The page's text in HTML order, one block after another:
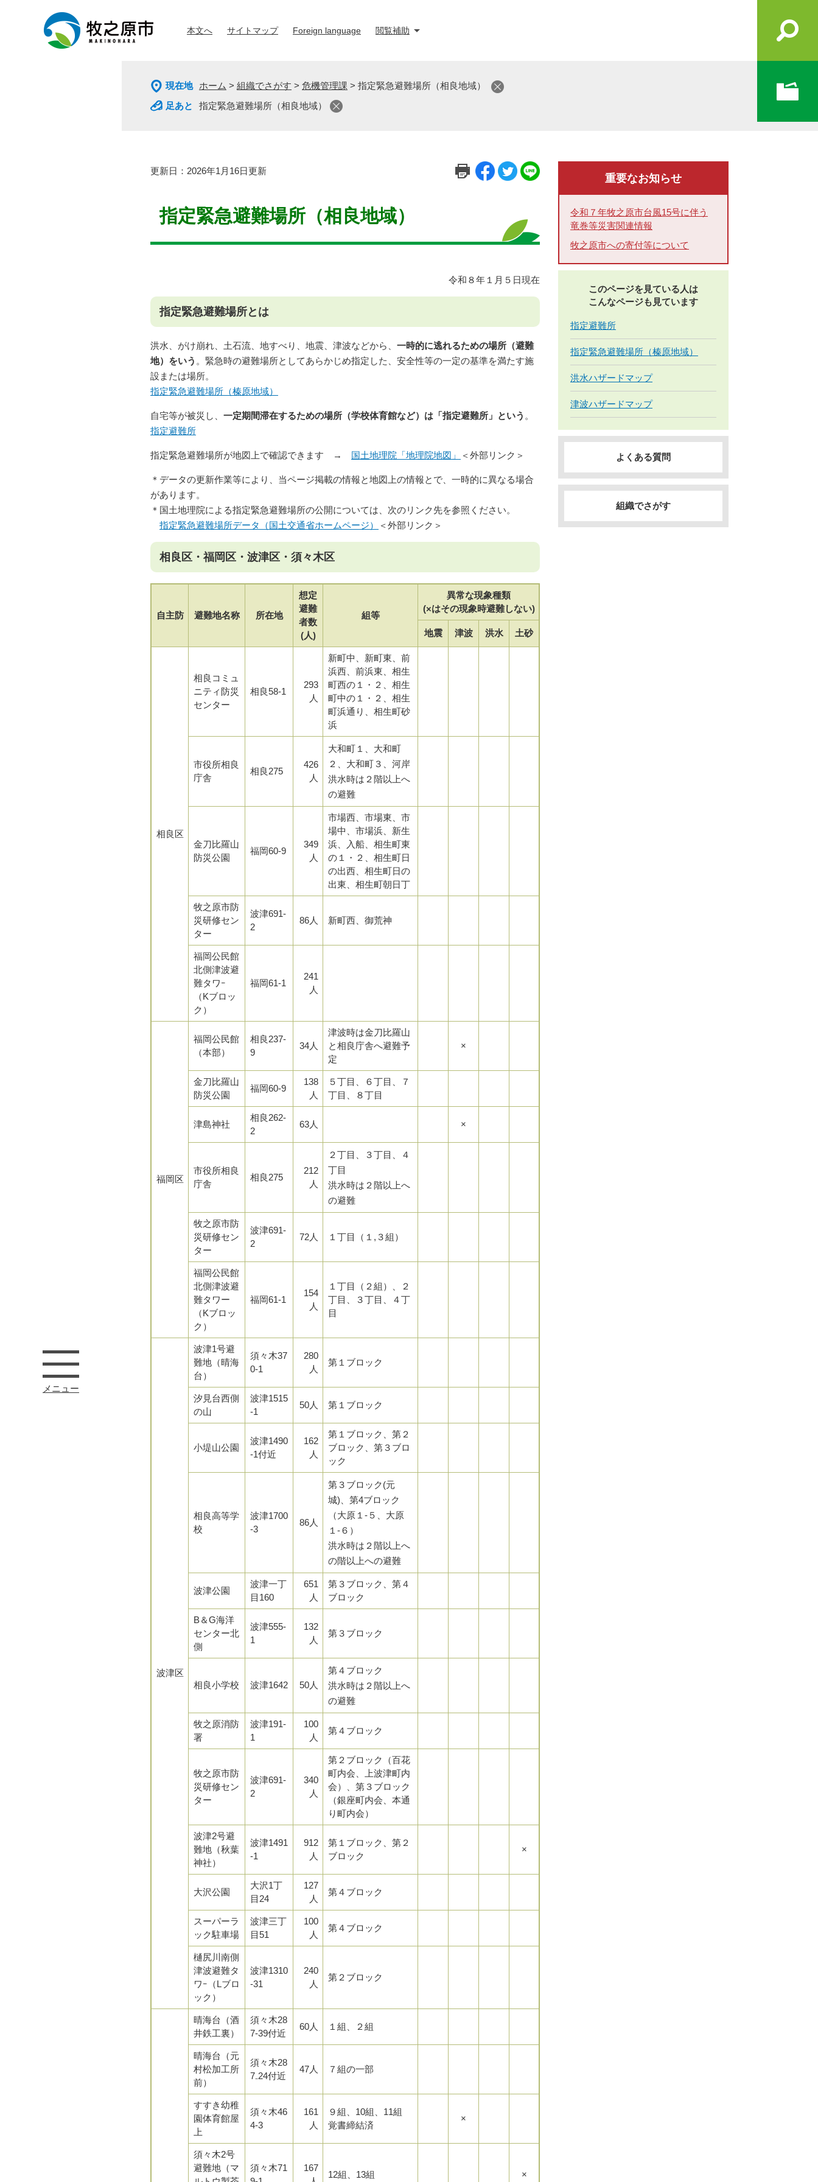
ー
ジ
の
ニ
ュ
ー
本文へ サイトマップ Foreign language 閲覧補助
メニュー
現在地 ホーム > 組織でさがす > 危機管理課 > 指定緊急避難場所（相良地域）
指定緊急避難場所（相良地域）
本
更新日：2026年1月16日更新
指定緊急避難場所（相良地域）
令和８年１月５日現在
指定緊急避難場所とは
洪水、がけ崩れ、土石流、地すべり、地震、津波などから、 一時的に逃れるための場所（避難
地）をいう 。緊急時の避難場所としてあらかじめ指定した、安全性等の一定の基準を満たす施
設または場所。
指定緊急避難場所（榛原地域）
自宅等が被災し、 一定期間滞在するための場所（学校体育館など）は「指定避難所」という 。
指定避難所
指定緊急避難場所が地図上で確認できます → 国土地理院「地理院地図」 ＜外部リンク＞
＊データの更新作業等により、当ページ掲載の情報と地図上の情報とで、一時的に異なる場合
があります。
＊国土地理院による指定緊急避難場所の公開については、次のリンク先を参照ください。
指定緊急避難場所データ（国土交通省ホームページ）
＜外部リンク＞
相良区・福岡区・波津区・須々木区
自主防 避難地名称 所在地
想定
避難
者数
(人)
組等
異常な現象種類
(×はその現象時避難しない)
地震 津波 洪水 土砂
相良区
相良コミュ
ニティ防災
センター
相良58-1
293
人
新町中、新町東、前
浜西、前浜東、相生
町西の１・２、相生
町中の１・２、相生
町浜通り、相生町砂
浜
市役所相良
庁舎
相良275
426
人
大和町１、大和町
２、大和町３、河岸
洪水時は２階以上へ
の避難
金刀比羅山
防災公園
福岡60-9
349
人
市場西、市場東、市
場中、市場浜、新生
浜、入船、相生町東
の１・２、相生町日
の出西、相生町日の
出東、相生町朝日丁
牧之原市防
災研修セン
ター
波津691-
2
86人 新町西、御荒神
福岡公民館
北側津波避
難タワｰ
（Kブロッ
ク）
福岡61-1
241
人
福岡区
福岡公民館
（本部）
相良237-
9
34人
津波時は金刀比羅山
と相良庁舎へ避難予
定
×
金刀比羅山
防災公園
福岡60-9
138
人
５丁目、６丁目、７
丁目、８丁目
津島神社
相良262-
2
63人 ×
市役所相良
庁舎
相良275
212
人
２丁目、３丁目、４
丁目
洪水時は２階以上へ
の避難
牧之原市防
災研修セン
ター
波津691-
2
72人 １丁目（１,３組）
福岡公民館
北側津波避
難タワー
（Kブロッ
ク）
福岡61-1
154
人
１丁目（２組）、２
丁目、３丁目、４丁
目
波津区
波津1号避
難地（晴海
台）
須々木37
0-1
280
人
第１ブロック
汐見台西側
の山
波津1515
-1
50人 第１ブロック
小堤山公園
波津1490
-1付近
162
人
第１ブロック、第２
ブロック、第３ブロ
ック
相良高等学
校
波津1700
-3
86人
第３ブロック(元
城)、第4ブロック
（大原１-５、大原
１-６）
洪水時は２階以上へ
の階以上への避難
波津公園
波津一丁
目160
651
人
第３ブロック、第４
ブロック
B＆G海洋
センター北
側
波津555-
1
132
人
第３ブロック
相良小学校 波津1642 50人
第４ブロック
洪水時は２階以上へ
の避難
牧之原消防
署
波津191-
1
100
人
第４ブロック
牧之原市防
災研修セン
ター
波津691-
2
340
人
第２ブロック（百花
町内会、上波津町内
会）、第３ブロック
（銀座町内会、本通
り町内会）
波津2号避
難地（秋葉
神社）
波津1491
-1
912
人
第１ブロック、第２
ブロック
×
大沢公園
大沢1丁
目24
127
人
第４ブロック
スーパーラ
ック駐車場
波津三丁
目51
100
人
第４ブロック
樋尻川南側
津波避難タ
ワｰ（Lブロ
ック）
波津1310
-31
240
人
第２ブロック
晴海台（酒
井鉄工裏）
須々木28
7-39付近
60人 １組、２組
晴海台（元
村松加工所
前）
須々木28
7₋24付近
47人 ７組の一部
すすき幼稚
園体育館屋
上
須々木46
4-3
161
人
９組、10組、11組
覚書締結済
×
須々木2号
避難地（マ
須々木71
167
12組、13組 ×
重要なお知らせ
令和７年牧之原市台風15号に伴う
竜巻等災害関連情報
牧之原市への寄付等について
このページを見ている人は
こんなページも見ています
指定避難所
指定緊急避難場所（榛原地域）
洪水ハザードマップ
津波ハザードマップ
よくある質問
組織でさがす